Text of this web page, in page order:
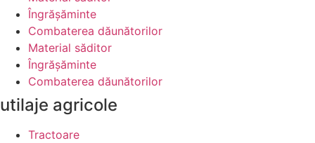
Îngrășăminte
Combaterea dăunătorilor
Material săditor
Îngrășăminte
Combaterea dăunătorilor
utilaje agricole
Tractoare